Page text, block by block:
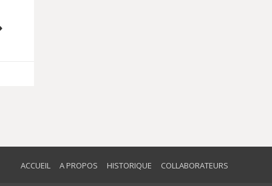
ACCUEIL A PROPOS HISTORIQUE COLLABORATEURS